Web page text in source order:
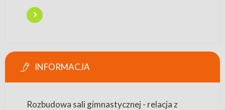
INFORMACJA
Rozbudowa sali gimnastycznej - relacja z